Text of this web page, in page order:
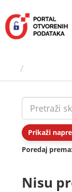
sadržaj
Prikaži
Poredaj prema
Nisu